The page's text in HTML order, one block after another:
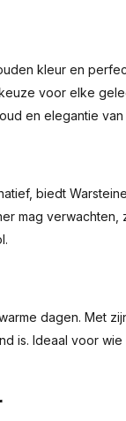
kleur en
voor elke
en elegantie
biedt
mag
dagen. Met
is. Ideaal voor